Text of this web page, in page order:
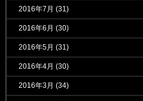
2016年7月 (31)
2016年6月 (30)
2016年5月 (31)
2016年4月 (30)
2016年3月 (34)